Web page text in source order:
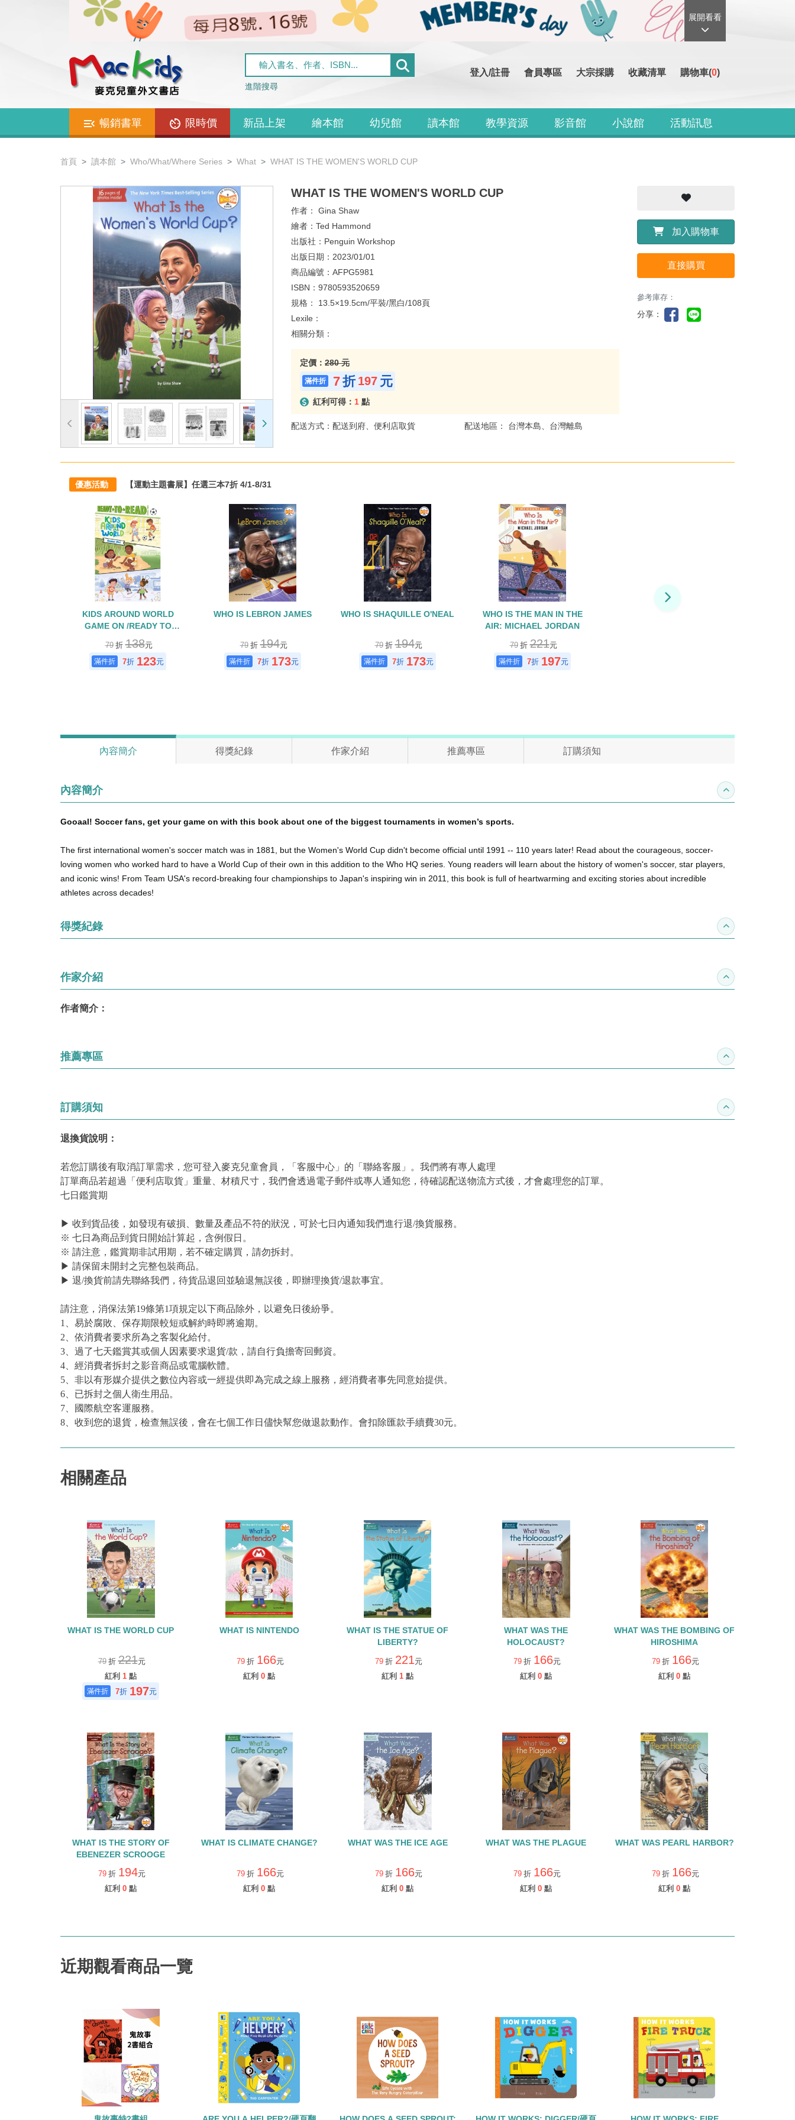
展開看看
進階搜尋
登入/註冊 會員專區 大宗採購 收藏清單 購物車(0)
暢銷書單 限時價 新品上架 繪本館 幼兒館 讀本館 教學資源 影音館 小說館 活動訊息
首頁 讀本館 Who/What/Where Series What WHAT IS THE WOMEN'S WORLD CUP
WHAT IS THE WOMEN'S WORLD CUP
作者： Gina Shaw
繪者： Ted Hammond
出版社： Penguin Workshop
出版日期： 2023/01/01
商品編號： AFPG5981
ISBN： 9780593520659
規格： 13.5×19.5cm/平裝/黑白/108頁
Lexile：
相關分類：
定價： 280 元
7折 197 元
紅利可得： 1 點
配送方式：配送到府、便利店取貨 配送地區： 台灣本島、台灣離島
加入購物車
直接購買
參考庫存：
分享：
優惠活動 【運動主題書展】任選三本7折 4/1-8/31
KIDS AROUND WORLD
GAME ON /READY TO
READ/L2
79 折138元
7折 123元
WHO IS LEBRON JAMES
79 折194元
7折 173元
WHO IS SHAQUILLE O'NEAL
79 折194元
7折 173元
WHO IS THE MAN IN THE
AIR: MICHAEL JORDAN
79 折221元
7折 197元
內容簡介 得獎紀錄 作家介紹 推薦專區 訂購須知
內容簡介 收合內容簡介
Gooaal! Soccer fans, get your game on with this book about one of the biggest tournaments in women’s sports.
The first international women's soccer match was in 1881, but the Women's World Cup didn't become official until 1991 -- 110 years later! Read about the courageous, soccer-
loving women who worked hard to have a World Cup of their own in this addition to the Who HQ series. Young readers will learn about the history of women's soccer, star players,
and iconic wins! From Team USA's record-breaking four championships to Japan's inspiring win in 2011, this book is full of heartwarming and exciting stories about incredible
athletes across decades!
得獎紀錄 收合得獎紀錄
作家介紹 收合作家介紹
作者簡介：
推薦專區 收合推薦專區
訂購須知 收合訂購須知
退換貨說明：
若您訂購後有取消訂單需求，您可登入麥克兒童會員，「客服中心」的「聯絡客服」。我們將有專人處理
訂單商品若超過「便利店取貨」重量、材積尺寸，我們會透過電子郵件或專人通知您，待確認配送物流方式後，才會處理您的訂單。
七日鑑賞期
▶ 收到貨品後，如發現有破損、數量及產品不符的狀況，可於七日內通知我們進行退/換貨服務。
※ 七日為商品到貨日開始計算起，含例假日。
※ 請注意，鑑賞期非試用期，若不確定購買，請勿拆封。
▶ 請保留未開封之完整包裝商品。
▶ 退/換貨前請先聯絡我們，待貨品退回並驗退無誤後，即辦理換貨/退款事宜。
請注意，消保法第19條第1項規定以下商品除外，以避免日後紛爭。
1、易於腐敗、保存期限較短或解約時即將逾期。
2、依消費者要求所為之客製化給付。
3、過了七天鑑賞其或個人因素要求退貨/款，請自行負擔寄回郵資。
4、經消費者拆封之影音商品或電腦軟體。
5、非以有形媒介提供之數位內容或一經提供即為完成之線上服務，經消費者事先同意始提供。
6、已拆封之個人衛生用品。
7、國際航空客運服務。
8、收到您的退貨，檢查無誤後，會在七個工作日儘快幫您做退款動作。會扣除匯款手續費30元。
相關產品
WHAT IS THE WORLD CUP
79 折221元
紅利 1 點
7折 197元
WHAT IS NINTENDO
79 折 166元
紅利 0 點
WHAT IS THE STATUE OF
LIBERTY?
79 折 221元
紅利 1 點
WHAT WAS THE
HOLOCAUST?
79 折 166元
紅利 0 點
WHAT WAS THE BOMBING OF
HIROSHIMA
79 折 166元
紅利 0 點
WHAT IS THE STORY OF
EBENEZER SCROOGE
79 折 194元
紅利 0 點
WHAT IS CLIMATE CHANGE?
79 折 166元
紅利 0 點
WHAT WAS THE ICE AGE
79 折 166元
紅利 0 點
WHAT WAS THE PLAGUE
79 折 166元
紅利 0 點
WHAT WAS PEARL HARBOR?
79 折 166元
紅利 0 點
近期觀看商品一覽